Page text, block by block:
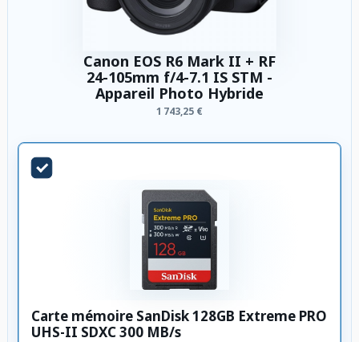
Canon EOS R6 Mark II + RF
24-105mm f/4-7.1 IS STM -
Appareil Photo Hybride
1 743,25 €
Carte mémoire SanDisk 128GB Extreme PRO
UHS-II SDXC 300 MB/s